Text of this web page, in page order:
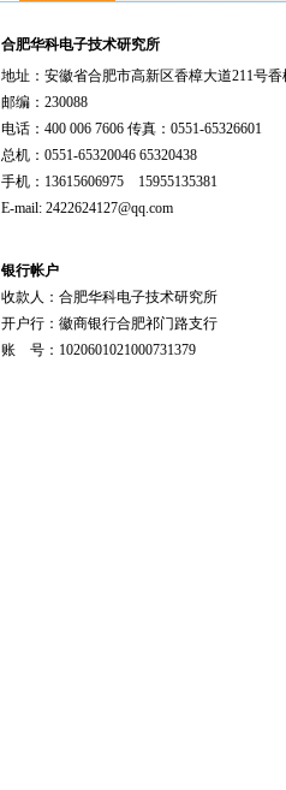
合肥华科电子技术研究所
地址：安徽省合肥市高新区香樟大道211号
邮编：230088
电话：400 006 7606 传真：0551-65326601
总机：0551-65320046 65320438
手机：13615606975 15955135381
E-mail: 2422624127@qq.com
银行帐户
收款人：合肥华科电子技术研究所
开户行：徽商银行合肥祁门路支行
账 号：1020601021000731379